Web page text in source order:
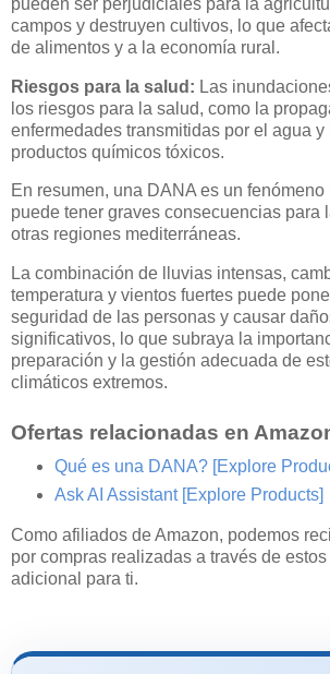
campos y destruyen cultivos, lo que
de alimentos y a la economía rural.
Riesgos para la salud: Las
los riesgos para la salud, como la
enfermedades transmitidas por el agua
productos químicos tóxicos.
En resumen, una DANA es un
puede tener graves consecuencias para
otras regiones mediterráneas.
La combinación de lluvias intensas,
temperatura y vientos fuertes puede
seguridad de las personas y causar
significativos, lo que subraya la
preparación y la gestión adecuada de
climáticos extremos.
Ofertas relacionadas en
Qué es una DANA? [Explore
Ask AI Assistant [Explore Products]
Como afiliados de Amazon, podemos
por compras realizadas a través de
adicional para ti.